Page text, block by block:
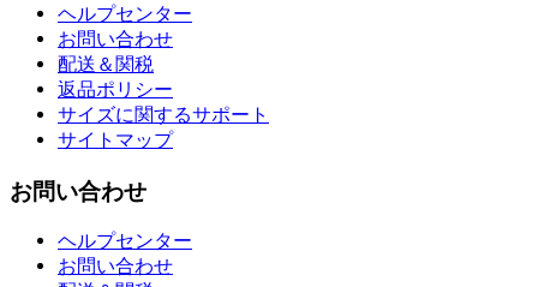
ヘルプセンター
お問い合わせ
配送＆関税
返品ポリシー
サイズに関するサポート
サイトマップ
お問い合わせ
ヘルプセンター
お問い合わせ